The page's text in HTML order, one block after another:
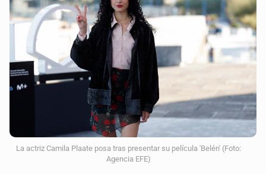
La actriz Camila Plaate posa tras presentar su película 'Belén' (Foto:
Agencia EFE)